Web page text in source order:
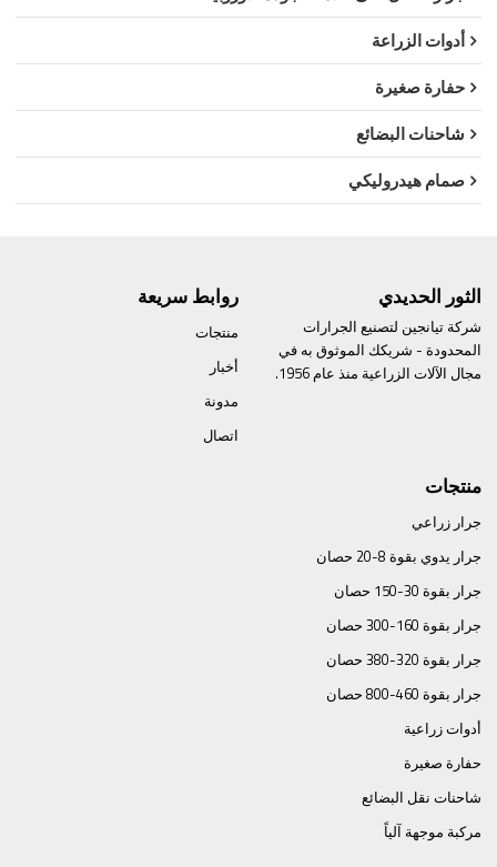
أدوات الزراعة
حفارة صغيرة
شاحنات البضائع
صمام هيدروليكي
الثور الحديدي
شركة تيانجين لتصنيع الجرارات
المحدودة - شريكك الموثوق به في
مجال الآلات الزراعية منذ عام 1956.
روابط سريعة
منتجات
أخبار
مدونة
اتصال
منتجات
جرار زراعي
جرار يدوي بقوة 8-20 حصان
جرار بقوة 30-150 حصان
جرار بقوة 160-300 حصان
جرار بقوة 320-380 حصان
جرار بقوة 460-800 حصان
أدوات زراعية
حفارة صغيرة
شاحنات نقل البضائع
مركبة موجهة آلياً